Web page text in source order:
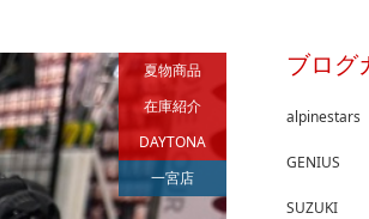
夏物商品
在庫紹介
DAYTONA
一宮店
ブログ
alpinestars
GENIUS
SUZUKI